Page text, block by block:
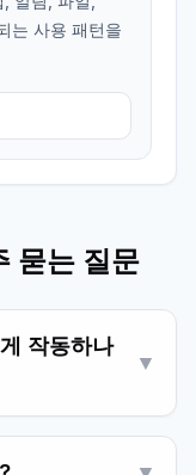
는 사용 패턴을
묻는 질문
작동하나
▼